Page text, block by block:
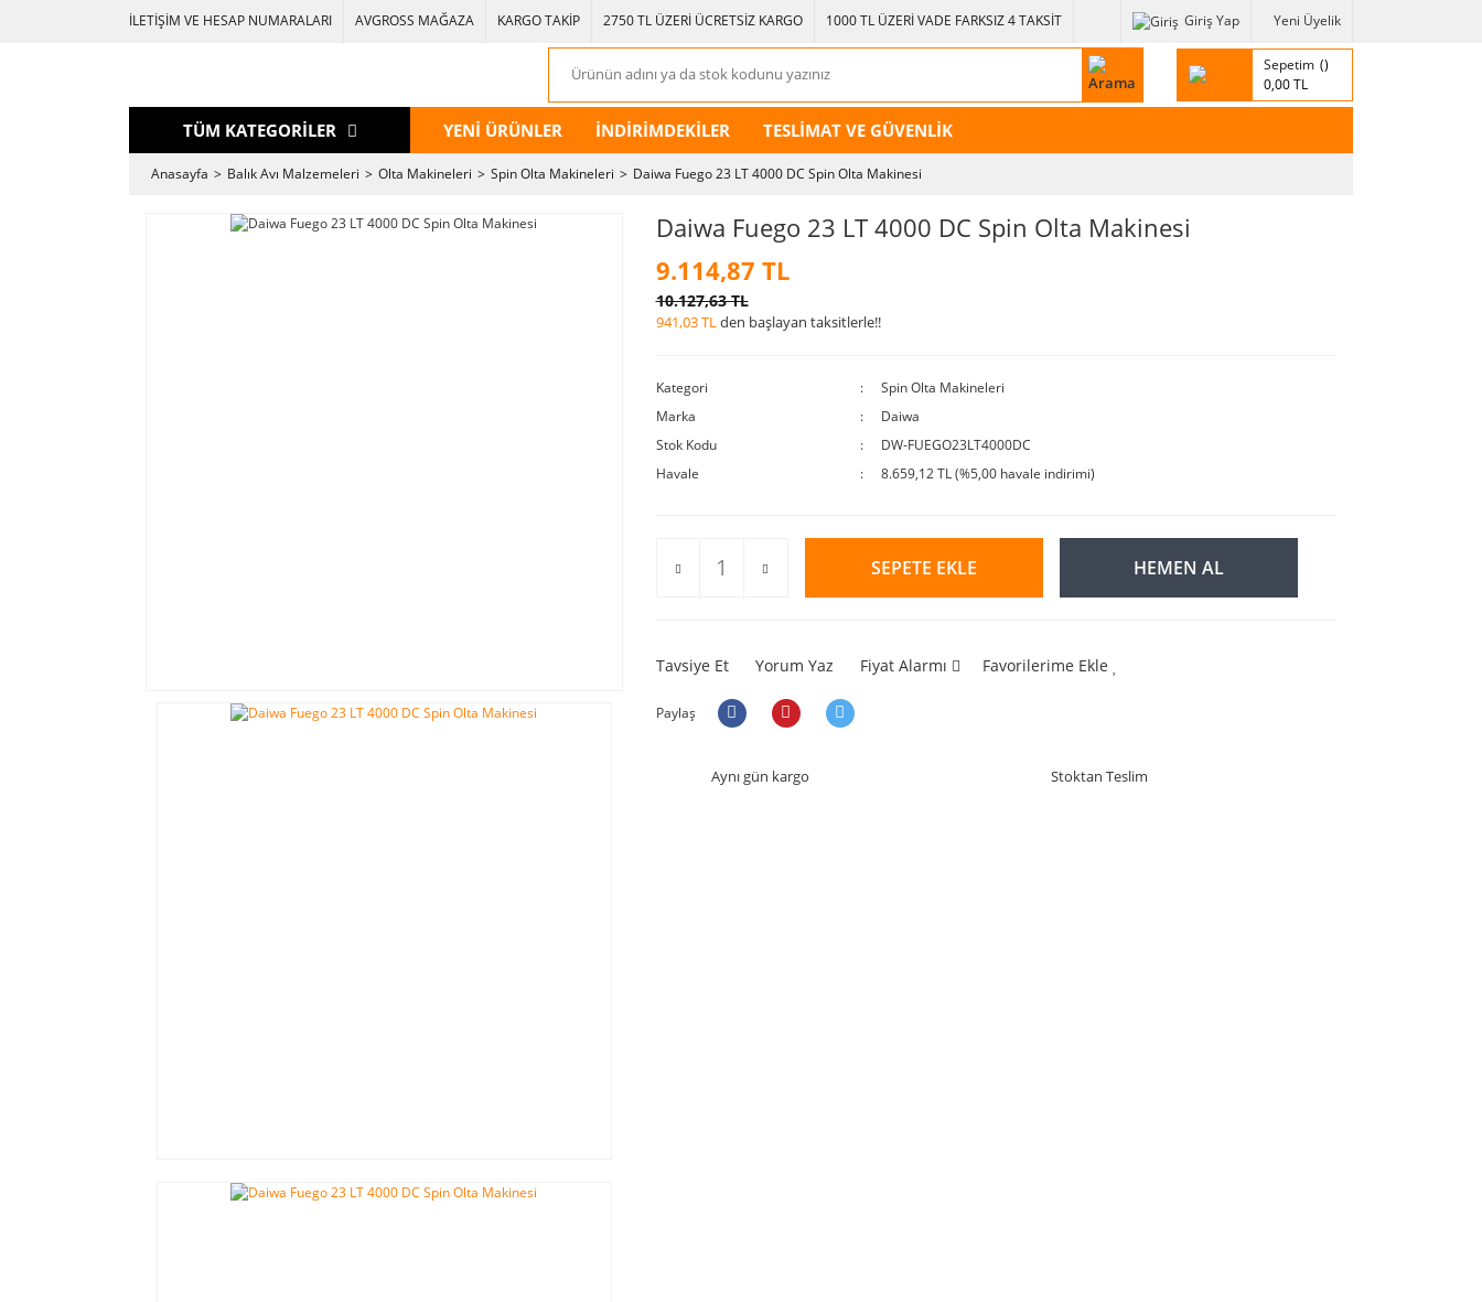
İLETİŞİM VE HESAP NUMARALARI AVGROSS MAĞAZA KARGO TAKİP 2750 TL ÜZERİ ÜCRETSİZ KARGO 1000 TL ÜZERİ VADE FARKSIZ 4 TAKSİT Giriş Yap Yeni Üyelik
Sepetim
0,00 TL
TÜM KATEGORİLER YENİ ÜRÜNLER İNDİRİMDEKİLER TESLİMAT VE GÜVENLİK
Anasayfa Balık Avı Malzemeleri Olta Makineleri Spin Olta Makineleri Daiwa Fuego 23 LT 4000 DC Spin Olta Makinesi
Daiwa Fuego 23 LT 4000 DC Spin Olta Makinesi
9.114,87 TL
10.127,63 TL
941,03 TLden başlayan taksitlerle!!
Kategori
Spin Olta Makineleri
Marka
Daiwa
Stok Kodu
DW-FUEGO23LT4000DC
Havale
8.659,12 TL (%5,00 havale indirimi)
SEPETE EKLE HEMEN AL
Tavsiye Et Yorum Yaz Fiyat Alarmı Favorilerime Ekle
Paylaş
Aynı gün kargo Stoktan Teslim